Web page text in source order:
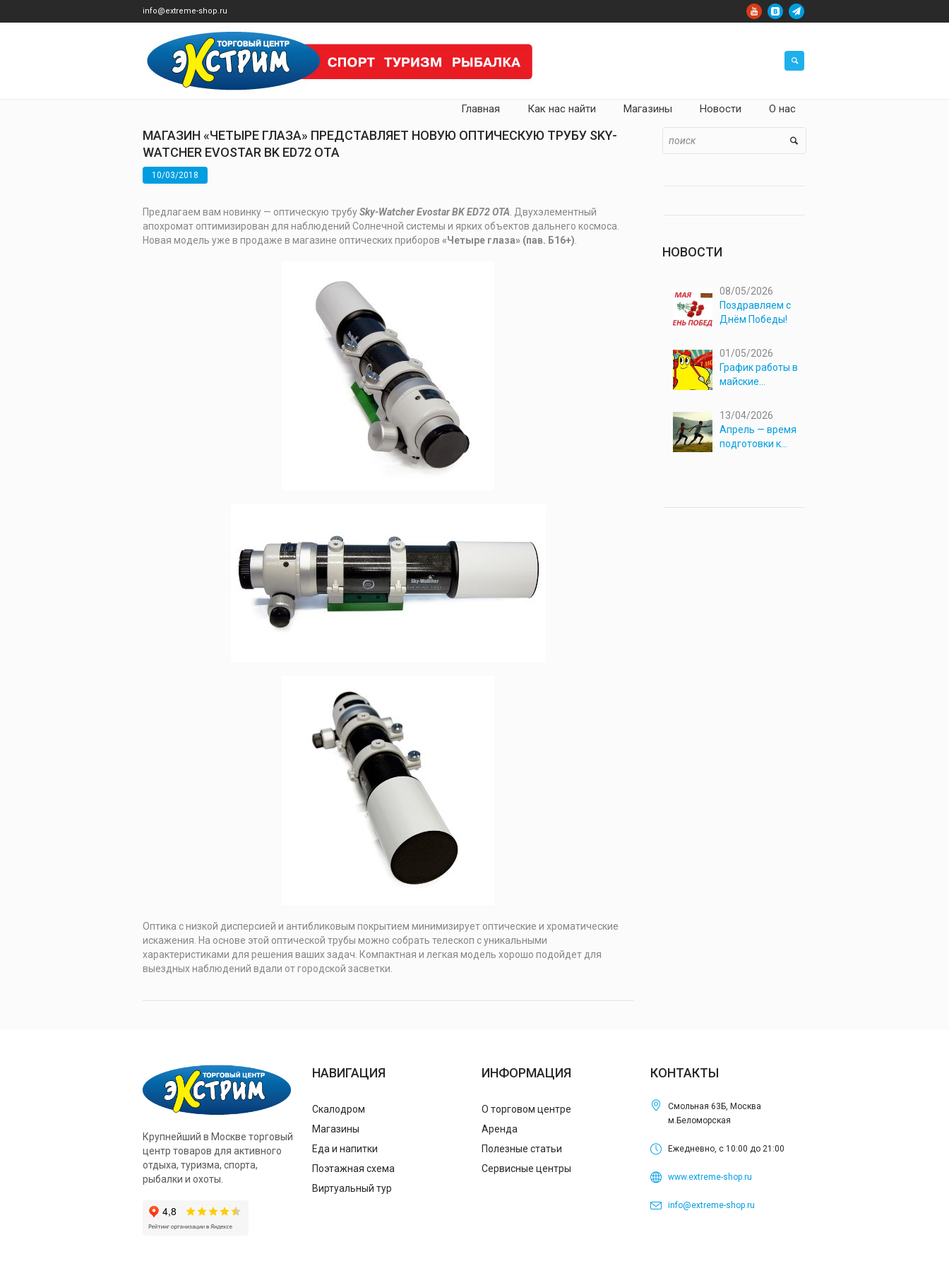
info@extreme-shop.ru
Главная Как нас найти Магазины Новости О нас
МАГАЗИН «ЧЕТЫРЕ ГЛАЗА» ПРЕДСТАВЛЯЕТ НОВУЮ ОПТИЧЕСКУЮ ТРУБУ SKY-
WATCHER EVOSTAR BK ED72 OTA
10/03/2018
Предлагаем вам новинку — оптическую трубуSky-Watcher Evostar BK ED72 OTA . Двухэлементный
апохромат оптимизирован для наблюдений Солнечной системы и ярких объектов дальнего космоса.
Новая модель уже в продаже в магазине оптических приборов «Четыре глаза» (пав. Б16+)
Оптика с низкой дисперсией и антибликовым покрытием минимизирует оптические и хроматические
искажения. На основе этой оптической трубы можно собрать телескоп с уникальными
характеристиками для решения ваших задач. Компактная и легкая модель хорошо подойдет для
выездных наблюдений вдали от городской засветки.
НОВОСТИ
08/05/2026
Поздравляем с
Днём Победы!
01/05/2026
График работы в
майские
13/04/2026
Апрель — время
подготовки к
Крупнейший в Москве торговый
центр товаров для активного
отдыха, туризма, спорта,
рыбалки и охоты.
НАВИГАЦИЯ
Скалодром
Магазины
Еда и напитки
Поэтажная схема
Виртуальный тур
ИНФОРМАЦИЯ
О торговом центре
Аренда
Полезные статьи
Сервисные центры
КОНТАКТЫ
Смольная 63Б, Москва
м.Беломорская
Ежедневно, с 10:00 до 21:00
www.extreme-shop.ru
info@extreme-shop.ru